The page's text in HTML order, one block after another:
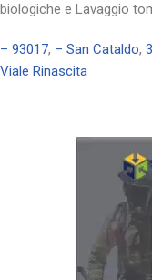
biologiche e Lavaggio
– 93017, – San Cataldo,
Viale Rinascita